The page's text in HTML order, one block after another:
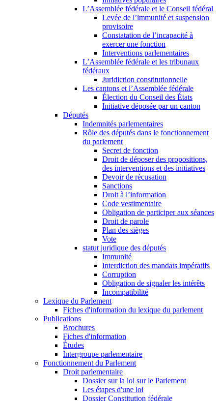
L’Assemblée fédérale et le Conseil fédéral
Levée de l’immunité et suspension
provisoire
Constatation de l’incapacité à
exercer une fonction
Interventions parlementaires
L’Assemblée fédérale et les tribunaux
fédéraux
Juridiction constitutionnelle
Les cantons et l’Assemblée fédérale
Élection du Conseil des États
Initiative déposée par un canton
Députés
Indemnités parlementaires
Rôle des députés dans le fonctionnement
du parlement
Secret de fonction
Droit de déposer des propositions,
des interventions et des initiatives
Devoir de récusation
Sanctions
Droit à l’information
Code vestimentaire
Obligation de participer aux séances
Droit de parole
Plan des sièges
Vote
statut juridique des députés
Immunité
Interdiction des mandats impératifs
Corruption
Obligation de signaler les intérêts
Incompatibilité
Lexique du Parlement
Fiches d'information du lexique du parlement
Publications
Brochures
Fiches d'information
Études
Intergroupe parlementaire
Fonctionnement du Parlement
Droit parlementaire
Dossier sur la loi sur le Parlement
Les étapes d'une loi
Dossier Constitution fédérale